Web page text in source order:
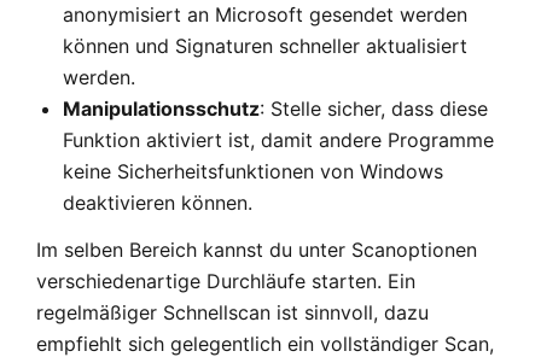
anonymisiert an Microsoft gesendet werden
können und Signaturen schneller aktualisiert
werden.
Manipulationsschutz: Stelle sicher, dass diese
Funktion aktiviert ist, damit andere Programme
keine Sicherheitsfunktionen von Windows
deaktivieren können.
Im selben Bereich kannst du unter Scanoptionen
verschiedenartige Durchläufe starten. Ein
regelmäßiger Schnellscan ist sinnvoll, dazu
empfiehlt sich gelegentlich ein vollständiger Scan,